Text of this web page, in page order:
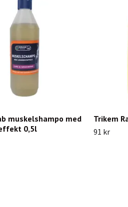
muskelshampo med
0,5l
Trikem
91 kr